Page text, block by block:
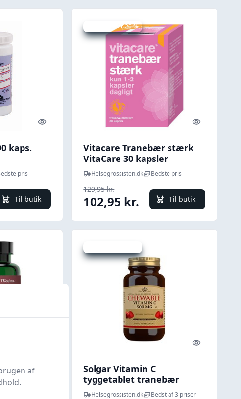
Quick look
kaps.
pris
Til butik
Udsalg - spar 20 %
Quick look
Vitacare Tranebær stærk
VitaCare 30 kapsler
Helsegrossisten.dk Bedste pris
129,95 kr.
102,95 kr. Til butik
kap.
Quick look
Solgar Vitamin C
tyggetablet tranebær
hindbær smag - 90 tab.
Helsegrossisten.dk Bedst af 3 priser
af